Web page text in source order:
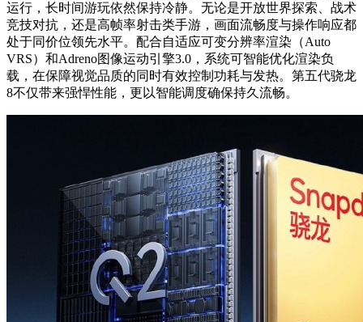
运行，长时间游玩依然保持冷静。无论是开放世界探索、战术
竞技对抗，还是高帧率射击类手游，画面流畅度与操作响应都
处于同价位领先水平。配合自适应可变分辨率渲染（Auto
VRS）和Adreno图像运动引擎3.0，系统可智能优化渲染负
载，在保障视觉品质的同时有效控制功耗与发热。第五代骁龙
8不仅带来强悍性能，更以智能调度确保持久流畅。